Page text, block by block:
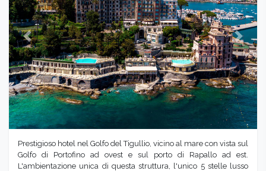
Previous Next
Prestigioso hotel nel Golfo del Tigullio, vicino al mare con vista sul
Golfo di Portofino ad ovest e sul porto di Rapallo ad est.
L'ambientazione unica di questa struttura, l'unico 5 stelle lusso